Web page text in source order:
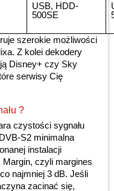
USB, HDD-
500SE
szerokie możliwości
Z kolei dekodery
Disney+ czy Sky
serwisy Cię
?
czystości sygnału
S2 minimalna
instalacji
Margin, czyli margines
najmniej 3 dB. Jeśli
zacinać się,